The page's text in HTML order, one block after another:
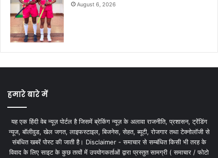
August 6, 2026
हमारे बारे में
यह एक हिंदी वेब न्यूज़ पोर्टल है जिसमें ब्रेकिंग न्यूज़ के अलावा राजनीति, प्रशासन, ट्रेंडिंग
न्यूज, बॉलीवुड, खेल जगत, लाइफस्टाइल, बिजनेस, सेहत, ब्यूटी, रोजगार तथा टेक्नोलॉजी से
संबंधित खबरें पोस्ट की जाती है। Disclaimer - समाचार से सम्बंधित किसी भी तरह के
विवाद के लिए साइट के कुछ तत्वों में उपयोगकर्ताओं द्वारा प्रस्तुत सामग्री ( समाचार / फोटो